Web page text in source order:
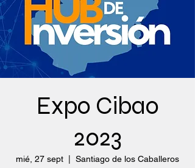
Expo Cibao
2023
mié, 27 sept Santiago de los Caballeros